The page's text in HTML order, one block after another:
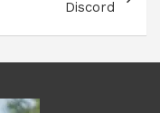
Discord